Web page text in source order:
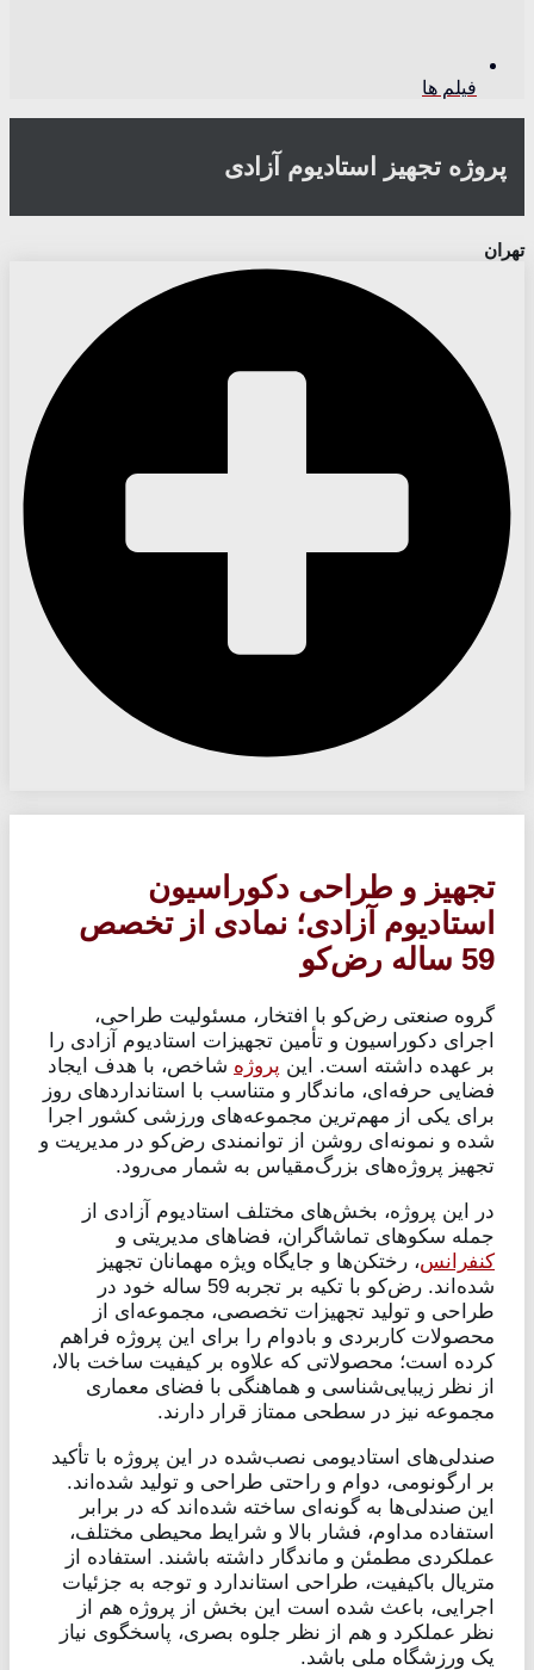
فیلم ها
پروژه تجهیز استادیوم آزادی
تهران
تجهیز و طراحی دکوراسیون
استادیوم آزادی؛ نمادی از تخصص
59 ساله رض‌کو
گروه صنعتی رض‌کو با افتخار، مسئولیت طراحی،
اجرای دکوراسیون و تأمین تجهیزات استادیوم آزادی را
بر عهده داشته است. این پروژه شاخص، با هدف ایجاد
فضایی حرفه‌ای، ماندگار و متناسب با استانداردهای روز
برای یکی از مهم‌ترین مجموعه‌های ورزشی کشور اجرا
شده و نمونه‌ای روشن از توانمندی رض‌کو در مدیریت و
تجهیز پروژه‌های بزرگ‌مقیاس به شمار می‌رود.
در این پروژه، بخش‌های مختلف استادیوم آزادی از
جمله سکوهای تماشاگران، فضاهای مدیریتی و
کنفرانس، رختکن‌ها و جایگاه ویژه مهمانان تجهیز
شده‌اند. رض‌کو با تکیه بر تجربه 59 ساله خود در
طراحی و تولید تجهیزات تخصصی، مجموعه‌ای از
محصولات کاربردی و بادوام را برای این پروژه فراهم
کرده است؛ محصولاتی که علاوه بر کیفیت ساخت بالا،
از نظر زیبایی‌شناسی و هماهنگی با فضای معماری
مجموعه نیز در سطحی ممتاز قرار دارند.
صندلی‌های استادیومی نصب‌شده در این پروژه با تأکید
بر ارگونومی، دوام و راحتی طراحی و تولید شده‌اند.
این صندلی‌ها به گونه‌ای ساخته شده‌اند که در برابر
استفاده مداوم، فشار بالا و شرایط محیطی مختلف،
عملکردی مطمئن و ماندگار داشته باشند. استفاده از
متریال باکیفیت، طراحی استاندارد و توجه به جزئیات
اجرایی، باعث شده است این بخش از پروژه هم از
نظر عملکرد و هم از نظر جلوه بصری، پاسخگوی نیاز
یک ورزشگاه ملی باشد.